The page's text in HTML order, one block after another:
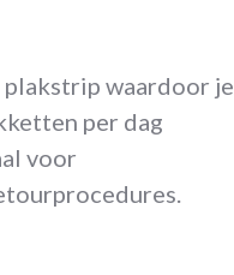
plakstrip waardoor je
per dag
voor